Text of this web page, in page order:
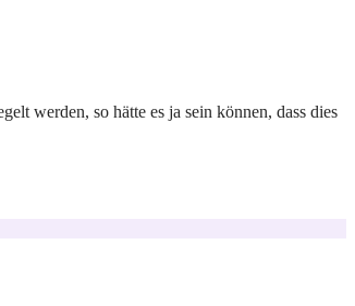
werden, so hätte es ja sein können, dass dies